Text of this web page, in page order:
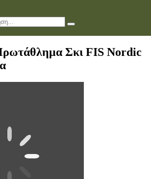
Σκι FIS Nordic